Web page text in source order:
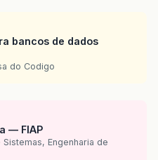
bancos de dados
do Codigo
— FIAP
Engenharia de